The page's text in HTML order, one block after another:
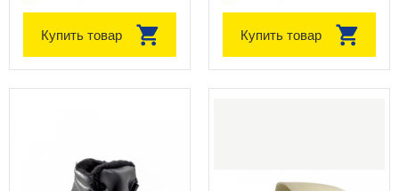
Купить товар Купить товар